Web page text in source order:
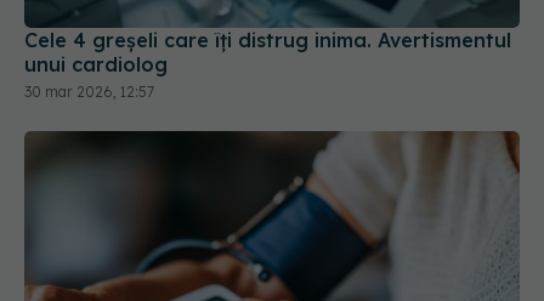
Cele 4 greșeli care îți distrug inima. Avertismentul
unui cardiolog
30 mar 2026, 12:57